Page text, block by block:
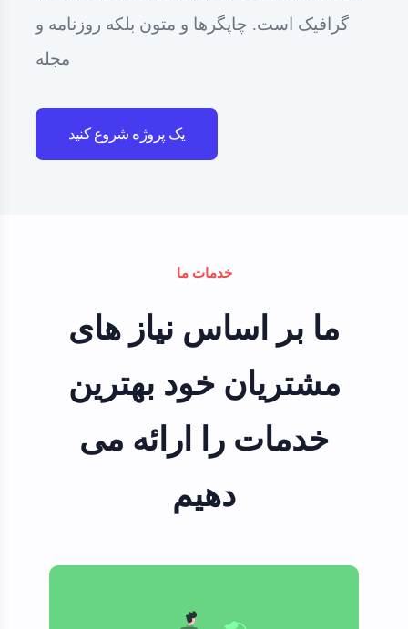
گرافیک است. چاپگرها و متون بلکه روزنامه و
مجله
یک پروژه شروع کنید
خدمات ما
ما بر اساس نیاز های
مشتریان خود بهترین
خدمات را ارائه می
دهیم